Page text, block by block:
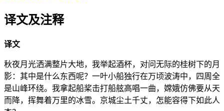
译文及注释
译文
秋夜月光洒满整片大地，我举起酒杯，对问无际的桂树下的月
影：其中是什么东西呢？一叶小船独行在万顷波涛中，四周全
是山峰环绕。我拿起船桨击打船舷高唱一曲，嫦娥仿佛要从天
而降，挥舞着万里的冰雪。京城尘土千丈，怎能容得下如此人